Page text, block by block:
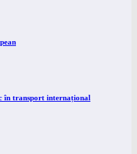
în transport internațional